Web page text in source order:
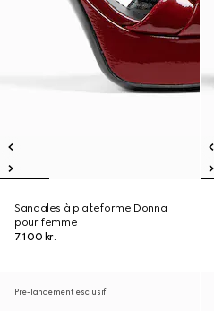
Sandales à plateforme Donna
pour femme
7.100 kr.
Pré-lancement esclusif